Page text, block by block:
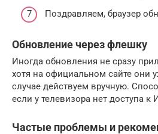
Поздравляем, браузер
Обновление через флешку
Иногда обновления не сразу
хотя на официальном сайте они
случае действуем вручную.
если у телевизора нет доступа к
Частые проблемы и